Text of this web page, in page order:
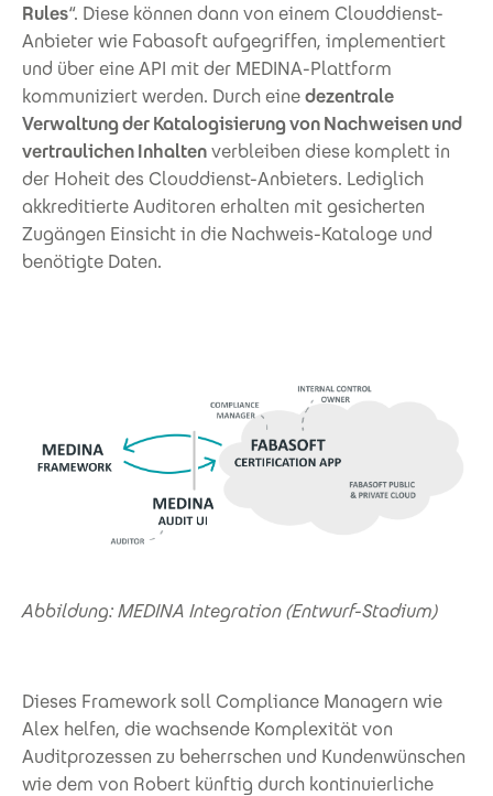
Rules“. Diese können dann von einem Clouddienst-
Anbieter wie Fabasoft aufgegriffen, implementiert
und über eine API mit der MEDINA-Plattform
kommuniziert werden. Durch einedezentrale
Verwaltung der Katalogisierung von Nachweisen und
vertraulichen Inhaltenverbleiben diese komplett in
der Hoheit des Clouddienst-Anbieters. Lediglich
akkreditierte Auditoren erhalten mit gesicherten
Zugängen Einsicht in die Nachweis-Kataloge und
benötigte Daten.
Abbildung: MEDINA Integration (Entwurf-Stadium)
Dieses Framework soll Compliance Managern wie
Alex helfen, die wachsende Komplexität von
Auditprozessen zu beherrschen und Kundenwünschen
wie dem von Robert künftig durch kontinuierliche